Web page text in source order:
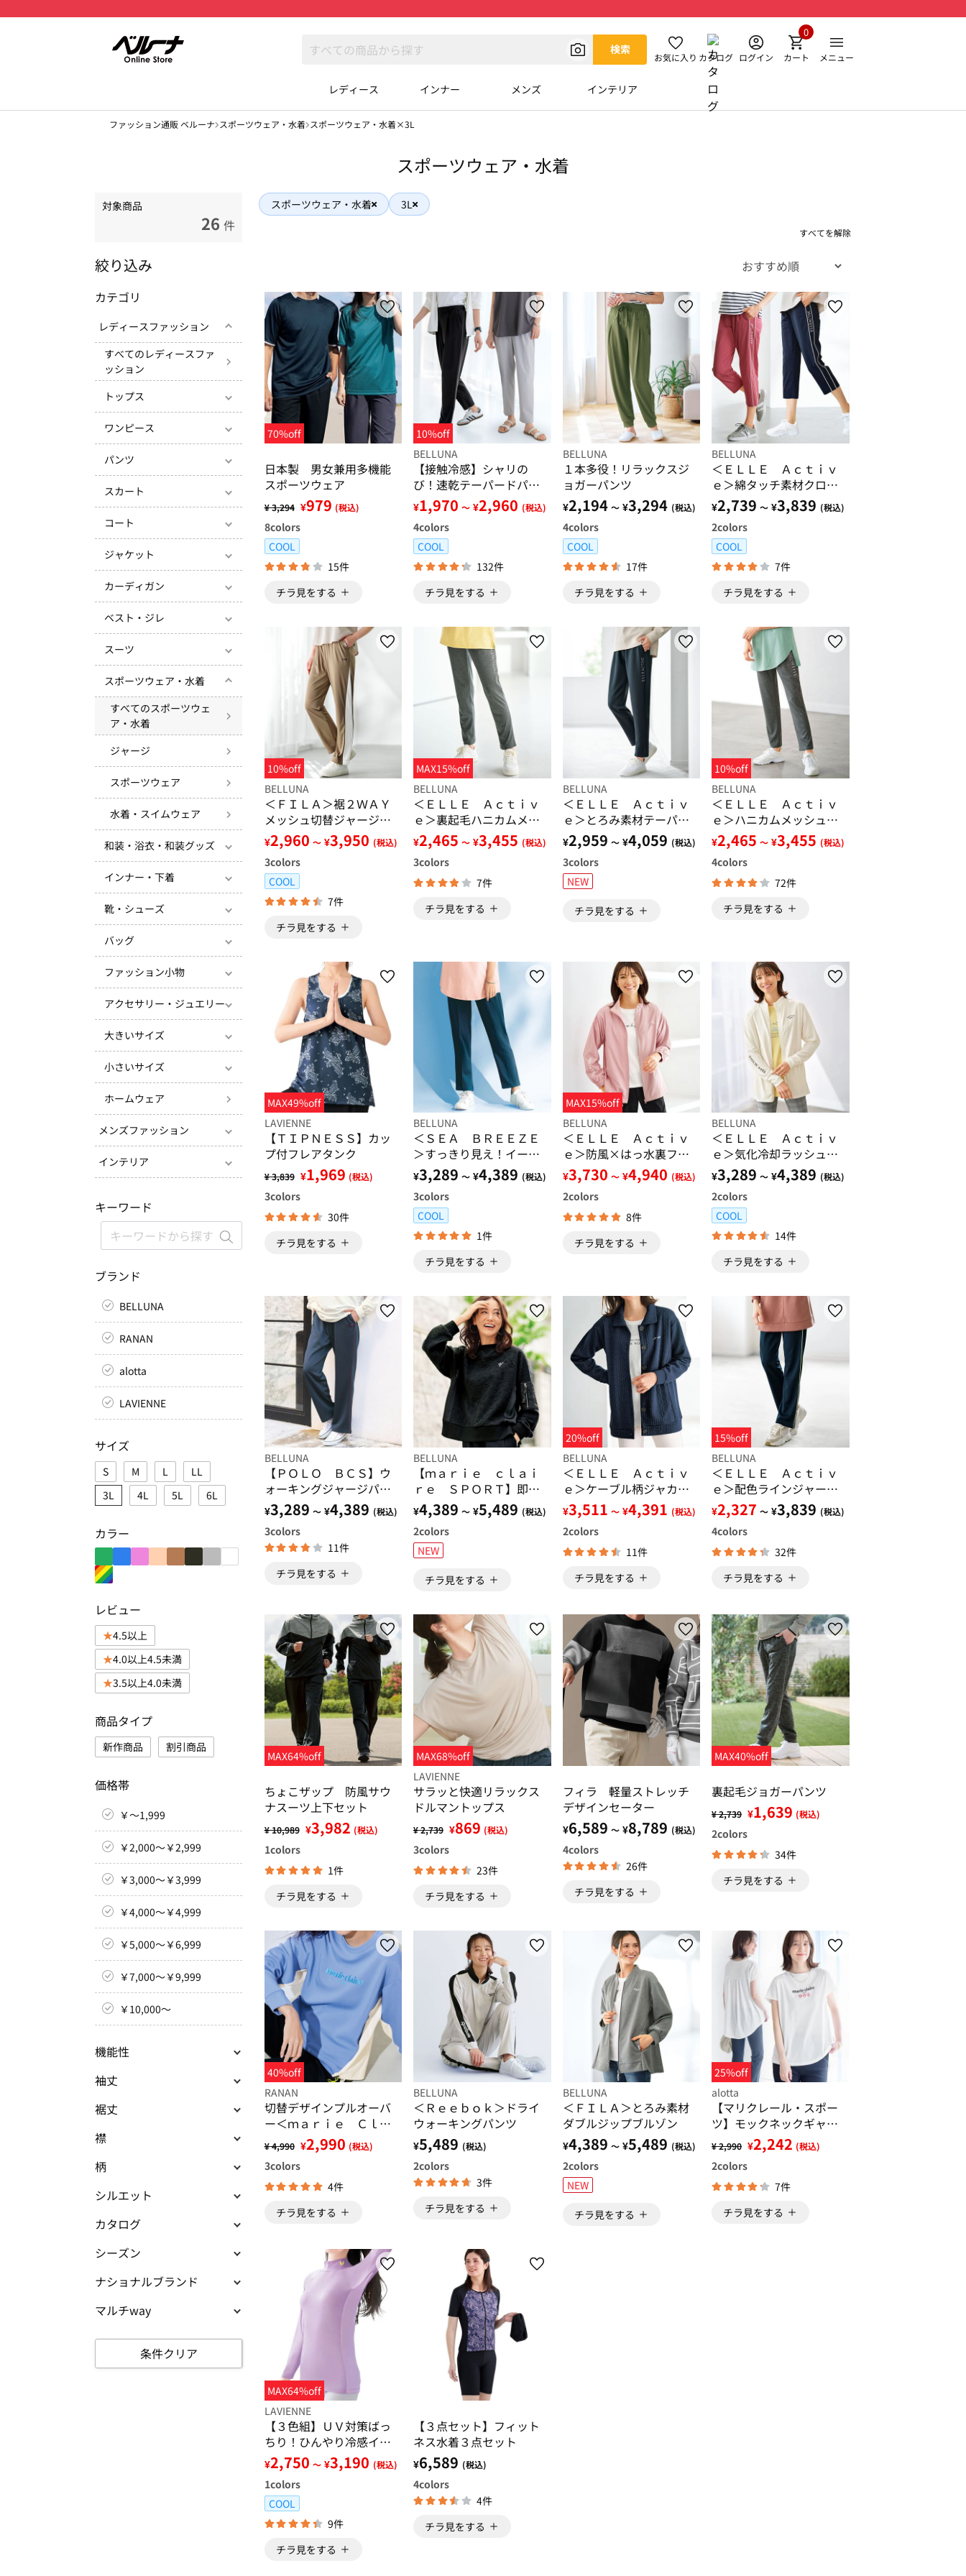
検索
お気に入り カタログ ログイン カート
0
メニュー
レディース インナー メンズ インテリア
ファッション通販 ベルーナ スポーツウェア・水着 スポーツウェア・水着×3L
スポーツウェア・水着
対象商品
26 件
絞り込み
カテゴリ
レディースファッション
すべてのレディースファ
ッション
トップス
ワンピース
パンツ
スカート
コート
ジャケット
カーディガン
ベスト・ジレ
スーツ
スポーツウェア・水着
すべてのスポーツウェ
ア・水着
ジャージ
スポーツウェア
水着・スイムウェア
和装・浴衣・和装グッズ
インナー・下着
靴・シューズ
バッグ
ファッション小物
アクセサリー・ジュエリー
大きいサイズ
小さいサイズ
ホームウェア
メンズファッション
インテリア
キーワード
ブランド
BELLUNA
RANAN
alotta
LAVIENNE
サイズ
S M L
LL
3L
4L 5L 6L
カラー
レビュー
4.5以上
4.0以上4.5未満
3.5以上4.0未満
商品タイプ
新作商品 割引商品
価格帯
￥～1,999
￥2,000～￥2,999
￥3,000～￥3,999
￥4,000～￥4,999
￥5,000～￥6,999
￥7,000～￥9,999
￥10,000～
機能性
袖丈
裾丈
襟
柄
シルエット
カタログ
シーズン
ナショナルブランド
マルチway
条件クリア
スポーツウェア・水着 3L
すべてを解除
70%off
日本製 男女兼用多機能
スポーツウェア
¥ 3,294 ¥979 (税込)
8colors
COOL
15件
チラ見をする
10%off
BELLUNA
【接触冷感】シャリの
び！速乾テーパードパン
ツ
¥1,970 ～ ¥2,960 (税込)
4colors
COOL
132件
チラ見をする
BELLUNA
１本多役！リラックスジ
ョガーパンツ
¥2,194 ～ ¥3,294 (税込)
4colors
COOL
17件
チラ見をする
BELLUNA
＜ＥＬＬＥ Ａｃｔｉｖ
ｅ＞綿タッチ素材クロッ
プド丈ジャージパンツ
¥2,739 ～ ¥3,839 (税込)
2colors
COOL
7件
チラ見をする
10%off
BELLUNA
＜ＦＩＬＡ＞裾２ＷＡＹ
メッシュ切替ジャージパ
ンツ
¥2,960 ～ ¥3,950 (税込)
3colors
COOL
7件
チラ見をする
MAX15%off
BELLUNA
＜ＥＬＬＥ Ａｃｔｉｖ
ｅ＞裏起毛ハニカムメッ
シュジャージパンツ
¥2,465 ～ ¥3,455 (税込)
3colors
7件
チラ見をする
BELLUNA
＜ＥＬＬＥ Ａｃｔｉｖ
ｅ＞とろみ素材テーパー
ドパンツ
¥2,959 ～ ¥4,059 (税込)
3colors
NEW
チラ見をする
10%off
BELLUNA
＜ＥＬＬＥ Ａｃｔｉｖ
ｅ＞ハニカムメッシュ素
材ジャージパンツ
¥2,465 ～ ¥3,455 (税込)
4colors
72件
チラ見をする
MAX49%off
LAVIENNE
【ＴＩＰＮＥＳＳ】カッ
プ付フレアタンク
¥ 3,839 ¥1,969 (税込)
3colors
30件
チラ見をする
BELLUNA
＜ＳＥＡ ＢＲＥＥＺＥ
＞すっきり見え！イージ
ーパンツ
¥3,289 ～ ¥4,389 (税込)
3colors
COOL
1件
チラ見をする
MAX15%off
BELLUNA
＜ＥＬＬＥ Ａｃｔｉｖ
ｅ＞防風×はっ水裏フリ
ースブルゾン
¥3,730 ～ ¥4,940 (税込)
2colors
8件
チラ見をする
BELLUNA
＜ＥＬＬＥ Ａｃｔｉｖ
ｅ＞気化冷却ラッシュガ
ードジャケット
¥3,289 ～ ¥4,389 (税込)
2colors
COOL
14件
チラ見をする
BELLUNA
【ＰＯＬＯ ＢＣＳ】ウ
ォーキングジャージパン
ツ
¥3,289 ～ ¥4,389 (税込)
3colors
11件
チラ見をする
BELLUNA
【ｍａｒｉｅ ｃｌａｉ
ｒｅ ＳＰＯＲＴ】即お
出かけ！花柄ジャカード
異素材プルオーバー
¥4,389 ～ ¥5,489 (税込)
2colors
NEW
チラ見をする
20%off
BELLUNA
＜ＥＬＬＥ Ａｃｔｉｖ
ｅ＞ケーブル柄ジャカー
ドジャケット
¥3,511 ～ ¥4,391 (税込)
2colors
11件
チラ見をする
15%off
BELLUNA
＜ＥＬＬＥ Ａｃｔｉｖ
ｅ＞配色ラインジャージ
パンツ
¥2,327 ～ ¥3,839 (税込)
4colors
32件
チラ見をする
MAX64%off
ちょこザップ 防風サウ
ナスーツ上下セット
¥ 10,989 ¥3,982 (税込)
1colors
1件
チラ見をする
MAX68%off
LAVIENNE
サラッと快適リラックス
ドルマントップス
¥ 2,739 ¥869 (税込)
3colors
23件
チラ見をする
フィラ 軽量ストレッチ
デザインセーター
¥6,589 ～ ¥8,789 (税込)
4colors
26件
チラ見をする
MAX40%off
裏起毛ジョガーパンツ
¥ 2,739 ¥1,639 (税込)
2colors
34件
チラ見をする
40%off
RANAN
切替デザインプルオーバ
ー＜ｍａｒｉｅ Ｃｌａ
ｉｒｅ ＳＰＯＲＴ＞
¥ 4,990 ¥2,990 (税込)
3colors
4件
チラ見をする
BELLUNA
＜Ｒｅｅｂｏｋ＞ドライ
ウォーキングパンツ
¥5,489 (税込)
2colors
3件
チラ見をする
BELLUNA
＜ＦＩＬＡ＞とろみ素材
ダブルジップブルゾン
¥4,389 ～ ¥5,489 (税込)
2colors
NEW
チラ見をする
25%off
alotta
【マリクレール・スポー
ツ】モックネックギャザ
ーＴシャツ
¥ 2,990 ¥2,242 (税込)
2colors
7件
チラ見をする
MAX64%off
LAVIENNE
【３色組】ＵＶ対策ばっ
ちり！ひんやり冷感イン
ナー
¥2,750 ～ ¥3,190 (税込)
1colors
COOL
9件
チラ見をする
【３点セット】フィット
ネス水着３点セット
¥6,589 (税込)
4colors
4件
チラ見をする